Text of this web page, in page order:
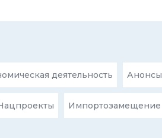
деятельность Анонсы
Импортозамещение